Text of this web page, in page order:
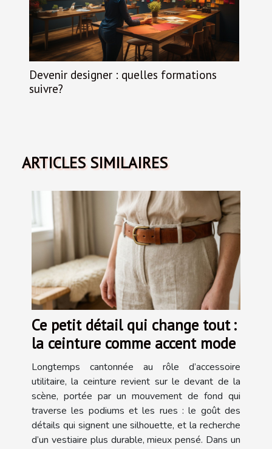
Devenir designer : quelles formations
suivre?
ARTICLES SIMILAIRES
Ce petit détail qui change tout :
la ceinture comme accent mode
Longtemps cantonnée au rôle d’accessoire
utilitaire, la ceinture revient sur le devant de la
scène, portée par un mouvement de fond qui
traverse les podiums et les rues : le goût des
détails qui signent une silhouette, et la recherche
d’un vestiaire plus durable, mieux pensé. Dans un